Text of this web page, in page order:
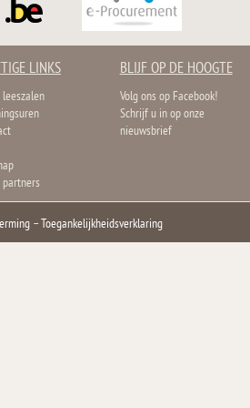
LINKS
leeszalen
partners
BLIJF OP DE HOOGTE
Volg ons op Facebook!
Schrijf u in op onze
nieuwsbrief
–Toegankelijkheidsverklaring